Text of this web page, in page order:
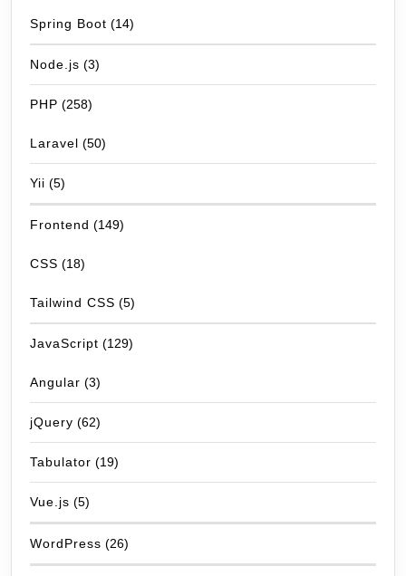
Spring Boot (14)
Node.js (3)
PHP (258)
Laravel (50)
Yii (5)
Frontend (149)
CSS (18)
Tailwind CSS (5)
JavaScript (129)
Angular (3)
jQuery (62)
Tabulator (19)
Vue.js (5)
WordPress (26)